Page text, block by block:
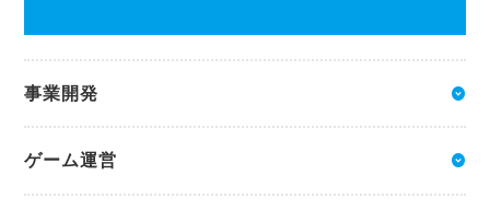
事業開発 expand_circle_down
ゲーム運営 expand_circle_down